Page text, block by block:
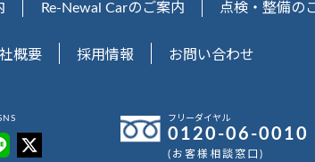
Re-Newal Carのご案内 点検・整備の
概要 採用情報 お問い合わせ
フリーダイヤル
0120-06-0010
(お客様相談窓口)